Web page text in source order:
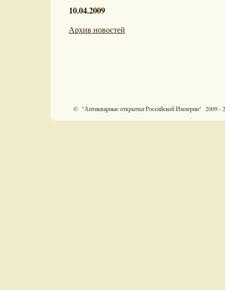
10.04.2009
Архив новостей
© "Антикварные открытки Российской Империи" 2009 -